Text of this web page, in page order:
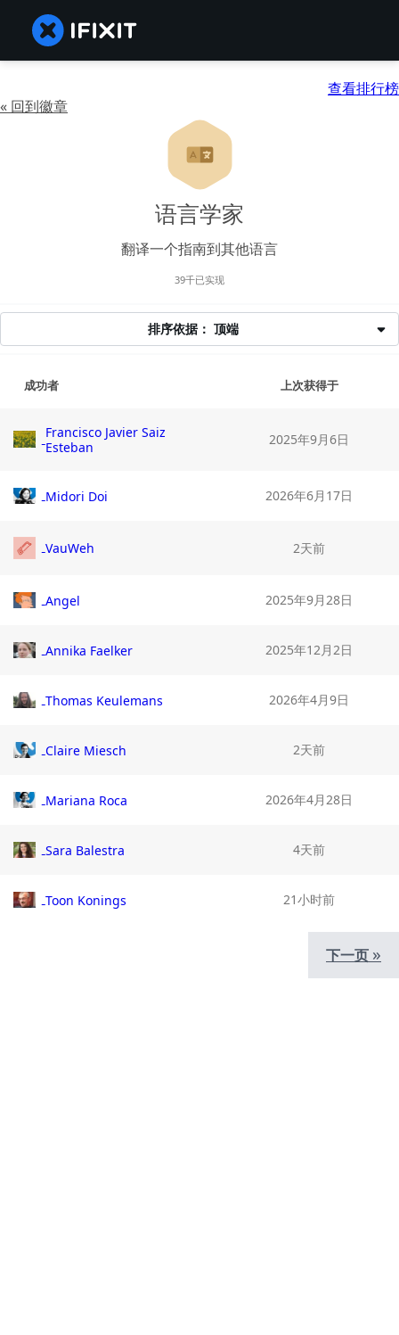
« 回到徽章
查看排行榜
语言学家
翻译一个指南到其他语言
39千已实现
排序依据： 顶端
成功者 上次获得于
Francisco Javier Saiz
Esteban
2025年9月6日
Midori Doi 2026年6月17日
VauWeh 2天前
Angel 2025年9月28日
Annika Faelker 2025年12月2日
Thomas Keulemans 2026年4月9日
Claire Miesch 2天前
Mariana Roca 2026年4月28日
Sara Balestra 4天前
Toon Konings 21小时前
下一页 »